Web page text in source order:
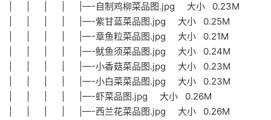
| | | | |—-自制鸡柳菜品图.jpg 大小 0.23M
| | | | |—-紫甘蓝菜品图.jpg 大小 0.25M
| | | | |—-章鱼粒菜品图.jpg 大小 0.21M
| | | | |—-鱿鱼须菜品图.jpg 大小 0.24M
| | | | |—-小香菇菜品图.jpg 大小 0.23M
| | | | |—-小白菜菜品图.jpg 大小 0.23M
| | | | |—-虾菜品图.jpg 大小 0.26M
| | | | |—-西兰花菜品图.jpg 大小 0.26M